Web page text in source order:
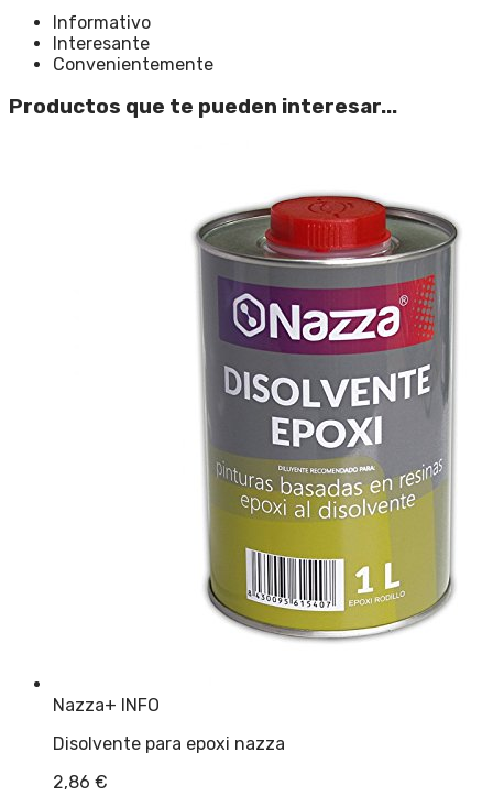
Informativo
Interesante
Convenientemente
Productos que te pueden interesar...
Nazza+ INFO
Disolvente para epoxi nazza
2,86 €